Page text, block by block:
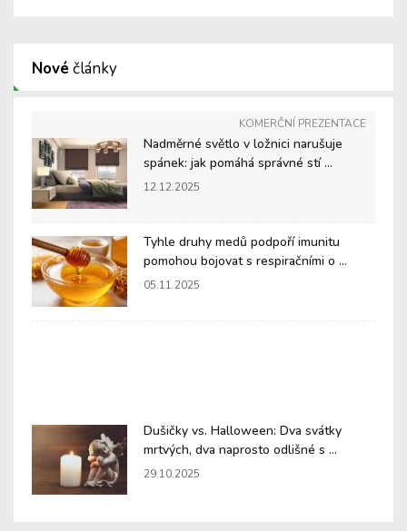
Nové články
KOMERČNÍ PREZENTACE
Nadměrné světlo v ložnici narušuje
spánek: jak pomáhá správné stí ...
12.12.2025
Tyhle druhy medů podpoří imunitu
pomohou bojovat s respiračními o ...
05.11.2025
Dušičky vs. Halloween: Dva svátky
mrtvých, dva naprosto odlišné s ...
29.10.2025